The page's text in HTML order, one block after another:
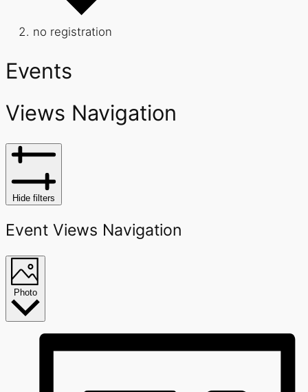
no registration
Events
Views Navigation
Hide filters
Event Views Navigation
Photo